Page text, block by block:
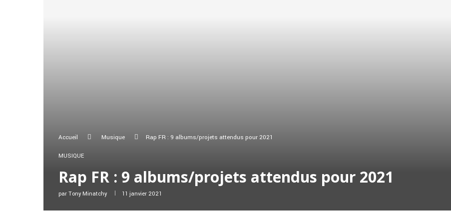
Accueil Musique Rap FR : 9 albums/projets attendus pour 2021
MUSIQUE
Rap FR : 9 albums/projets attendus pour 2021
par Tony Minatchy 11 janvier 2021